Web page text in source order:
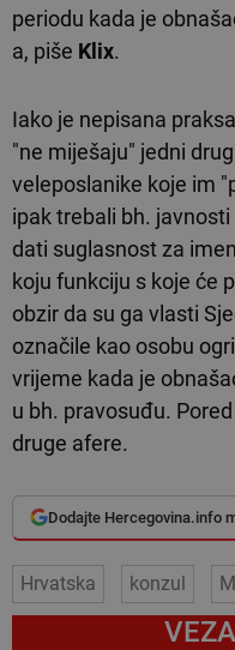
periodu kada je
a, piše Klix.
Iako je nepisana
"ne miješaju" jedni
veleposlanike koje im
ipak trebali bh.
dati suglasnost za
koju funkciju s koje će
obzir da su ga vlasti
označile kao osobu
vrijeme kada je
u bh. pravosuđu.
druge afere.
Dodajte Hercegovina.info
Hrvatska konzul